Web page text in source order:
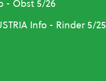
- Obst 5/26
Info - Rinder 5/25